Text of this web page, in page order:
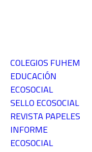
COLEGIOS FUHEM
EDUCACIÓN
ECOSOCIAL
SELLO ECOSOCIAL
REVISTA PAPELES
INFORME
ECOSOCIAL